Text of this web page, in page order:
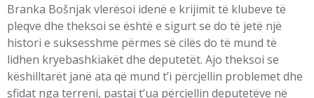
Branka Bošnjak vlerësoi idenë e krijimit të klubeve të
pleqve dhe theksoi se është e sigurt se do të jetë një
histori e suksesshme përmes së cilës do të mund të
lidhen kryebashkiakët dhe deputetët. Ajo theksoi se
këshilltarët janë ata që mund t’i përcjellin problemet dhe
sfidat nga terreni, pastaj t’ua përcjellin deputetëve në